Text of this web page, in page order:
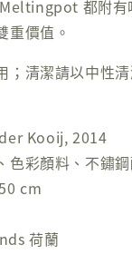
都附有
重價值。
；清潔請以中性
Kooij, 2014
色彩顏料、不鏽
cm
荷蘭